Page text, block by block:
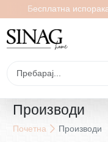
Бесплатна
Производи
Почетна Производи